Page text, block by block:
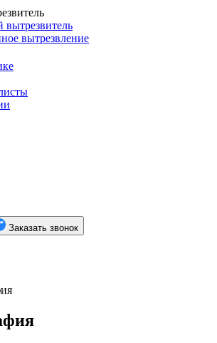
вытрезвитель
вытрезвление
Заказать звонок